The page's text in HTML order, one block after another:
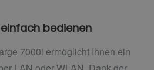
bedienen
7000i ermöglicht Ihnen ein